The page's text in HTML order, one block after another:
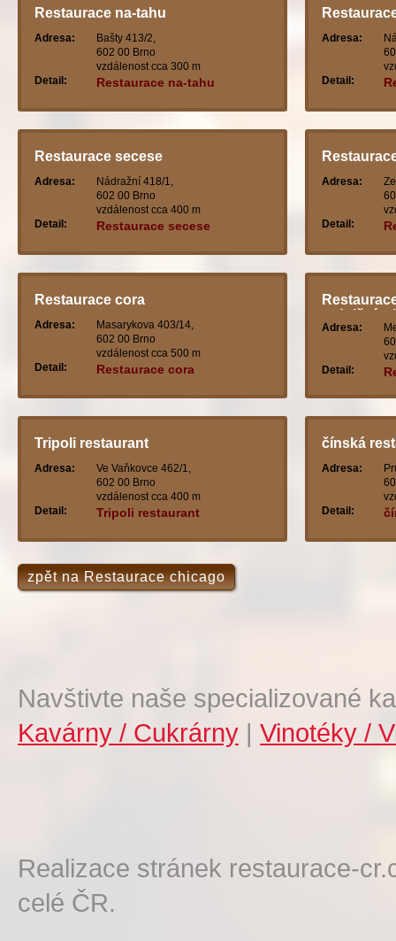
Restaurace na-tahu
Adresa:
Bašty 413/2,
602 00 Brno
vzdálenost cca 300 m
Detail:
Restaurace na-tahu
Adresa:
Detail:
Restaurace secese
Adresa:
Nádražní 418/1,
602 00 Brno
vzdálenost cca 400 m
Detail:
Restaurace secese
Adresa:
Detail:
Restaurace cora
Adresa:
Masarykova 403/14,
602 00 Brno
vzdálenost cca 500 m
Detail:
Restaurace cora
radničním
Adresa:
Detail:
Tripoli restaurant
Adresa:
Ve Vaňkovce 462/1,
602 00 Brno
vzdálenost cca 400 m
Detail:
Tripoli restaurant
čínská
Adresa:
Detail:
zpět na Restaurace chicago
Navštivte naše specializované
Kavárny / Cukrárny | Vinotéky /
Realizace stránek restaurace-
celé ČR.